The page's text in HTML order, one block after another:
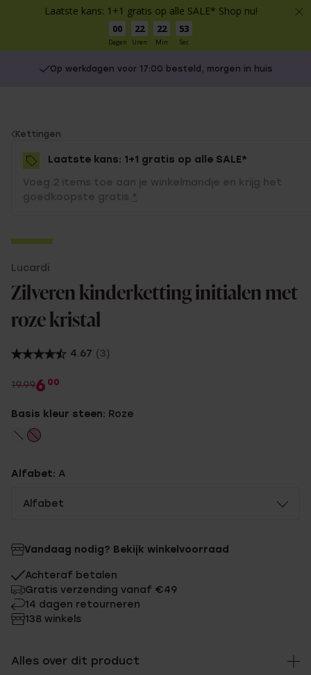
Laatste kans: 1+1 gratis op alle SALE* Shop nu!
00
Dagen
22
Uren
22
Min
53
Sec
Op werkdagen voor 17:00 besteld, morgen in huis
You
are
here:
Kettingen
Laatste kans: 1+1 gratis op alle SALE*
Voeg 2 items toe aan je winkelmandje en krijg het
goedkoopste gratis. *
1+1 gratis
Lucardi
Zilveren kinderketting initialen met
roze kristal
4.67 (3)
19.996 00
Basis kleur steen: Roze
Alfabet: A
Alfabet
Vandaag nodig? Bekijk winkelvoorraad
Achteraf betalen
Gratis verzending vanaf €49
14 dagen retourneren
138 winkels
Alles over dit product